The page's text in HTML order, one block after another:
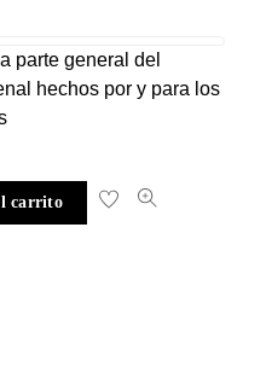
parte general del
hechos por y para los
carrito